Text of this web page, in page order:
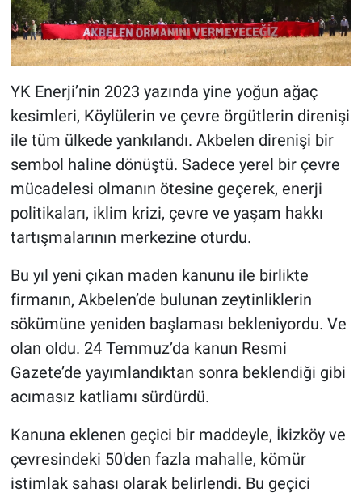
YK Enerji’nin 2023 yazında yine yoğun ağaç
kesimleri, Köylülerin ve çevre örgütlerin direnişi
ile tüm ülkede yankılandı. Akbelen direnişi bir
sembol haline dönüştü. Sadece yerel bir çevre
mücadelesi olmanın ötesine geçerek, enerji
politikaları, iklim krizi, çevre ve yaşam hakkı
tartışmalarının merkezine oturdu.
Bu yıl yeni çıkan maden kanunu ile birlikte
firmanın, Akbelen’de bulunan zeytinliklerin
sökümüne yeniden başlaması bekleniyordu. Ve
olan oldu. 24 Temmuz’da kanun Resmi
Gazete’de yayımlandıktan sonra beklendiği gibi
acımasız katliamı sürdürdü.
Kanuna eklenen geçici bir maddeyle, İkizköy ve
çevresindeki 50'den fazla mahalle, kömür
istimlak sahası olarak belirlendi. Bu geçici